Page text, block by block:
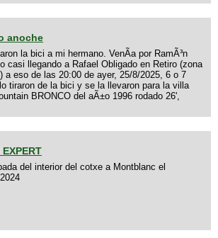
anoche
la bici a mi hermano. VenÃ­a por RamÃ³n
casi llegando a Rafael Obligado en Retiro (zona
a eso de las 20:00 de ayer, 25/8/2025, 6 o 7
tiraron de la bici y se la llevaron para la villa
BRONCO del aÃ±o 1996 rodado 26',
del interior del cotxe a Montblanc el